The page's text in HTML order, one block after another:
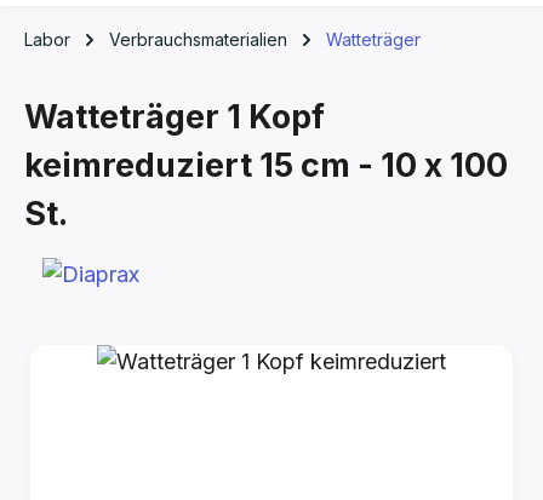
Labor Verbrauchsmaterialien Watteträger
Watteträger 1 Kopf
keimreduziert 15 cm - 10 x 100
St.
Bildergalerie überspringen